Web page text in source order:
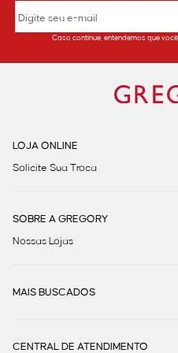
Caso continue, entendemos que
LOJA ONLINE
Solicite Sua Troca
SOBRE A GREGORY
Nossas Lojas
MAIS BUSCADOS
CENTRAL DE ATENDIMENTO